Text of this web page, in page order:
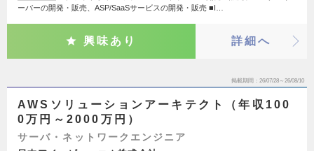
ーバーの開発・販売、ASP/SaaSサービスの開発・販売 ■I…
興味あり 詳細へ
掲載期間 26/07/28～26/08/10
AWSソリューションアーキテクト（年収100
0万円～2000万円）
サーバ・ネットワークエンジニア